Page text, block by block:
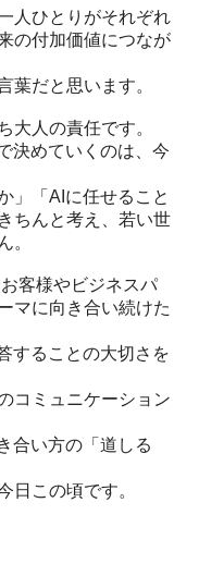
人ひとりがそれぞれ
の付加価値につなが
葉だと思います。
大人の責任です。
決めていくのは、今
」「AIに任せること
ちんと考え、若い世
。
客様やビジネスパ
マに向き合い続けた
することの大切さを
コミュニケーション
合い方の「道しる
日この頃です。